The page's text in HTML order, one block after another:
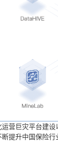
营巨灾平台建
提升中国保险